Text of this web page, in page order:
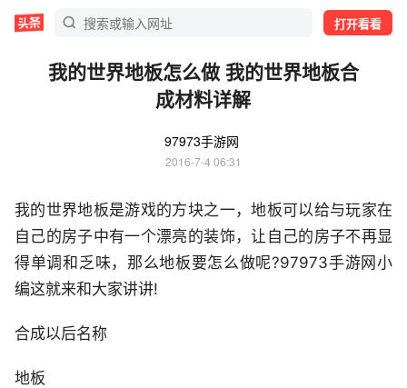
打开看看
我的世界地板怎么做 我的世界地板合
成材料详解
97973手游网
2016-7-4 06:31
我的世界地板是游戏的方块之一，地板可以给与玩家在
自己的房子中有一个漂亮的装饰，让自己的房子不再显
得单调和乏味，那么地板要怎么做呢?97973手游网小
编这就来和大家讲讲!
合成以后名称
地板